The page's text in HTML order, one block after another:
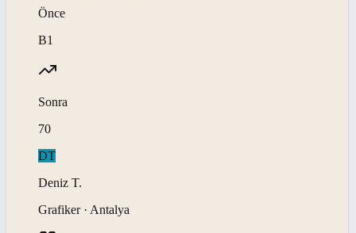
Önce
B1
Sonra
70
DT
Deniz T.
Grafiker · Antalya